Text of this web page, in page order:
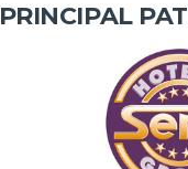
PRINCIPAL